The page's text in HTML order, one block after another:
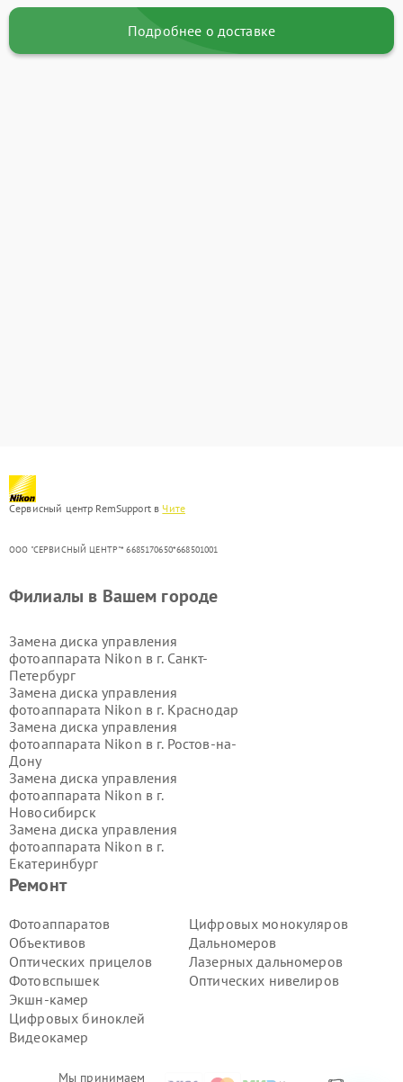
Подробнее о доставке
Сервисный центр RemSupport в Чите
ООО "СЕРВИСНЫЙ ЦЕНТР"* 6685170650*668501001
Мы принимаем
Ремонт
Фотоаппаратов
Объективов
Оптических прицелов
Фотовспышек
Экшн-камер
Цифровых биноклей
Видеокамер
Цифровых монокуляров
Дальномеров
Лазерных дальномеров
Оптических нивелиров
Филиалы в Вашем городе
Замена диска управления
фотоаппарата Nikon в г. Санкт-
Петербург
Замена диска управления
фотоаппарата Nikon в г. Краснодар
Замена диска управления
фотоаппарата Nikon в г. Ростов-на-
Дону
Замена диска управления
фотоаппарата Nikon в г.
Новосибирск
Замена диска управления
фотоаппарата Nikon в г.
Екатеринбург
Замена диска управления
Замена диска управления
фотоаппарата Nikon в г.
Воронеж
Замена диска управления
фотоаппарата Nikon в г.
Волгоград
Замена диска управления
фотоаппарата Nikon в г.
Замена диска управления
фотоаппарата Nikon в г.
фотоаппарата Nikon в г.